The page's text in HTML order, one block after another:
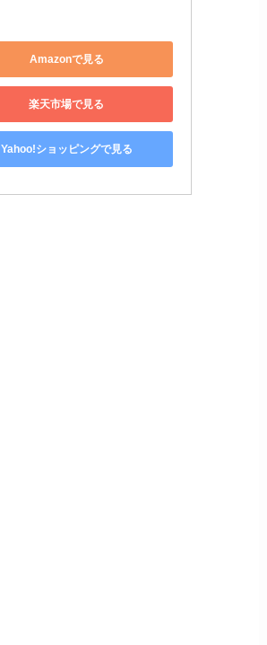
Amazonで見る
楽天市場で見る
Yahoo!ショッピングで見る